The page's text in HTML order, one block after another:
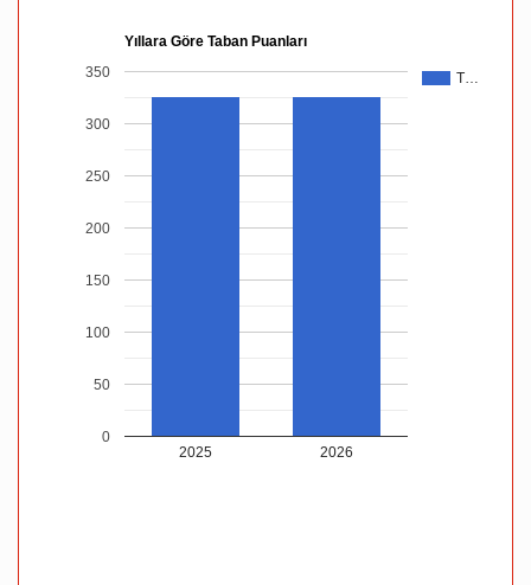
Yıllara Göre Taban Puanları
T…
2025 2026
0
50
100
150
200
250
300
350